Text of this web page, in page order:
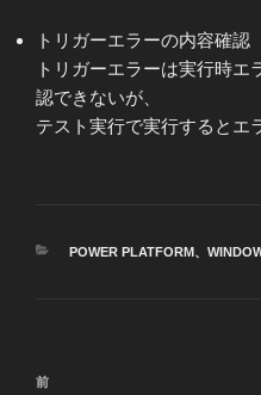
トリガーエラーの内容確認
トリガーエラーは実行時
認できないが、
テスト実行で実行するとエ
カ
POWER PLATFORM、
投
前
前